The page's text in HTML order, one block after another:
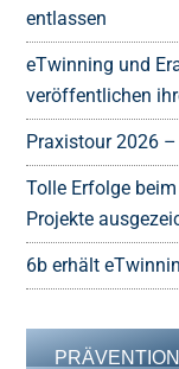
entlassen
eTwinning und
veröffentlichen
Praxistour 2026
Tolle Erfolge
Projekte
6b erhält
PRÄVENTION